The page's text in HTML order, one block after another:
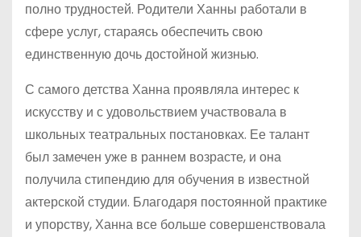
полно трудностей. Родители Ханны работали в
сфере услуг, стараясь обеспечить свою
единственную дочь достойной жизнью.
С самого детства Ханна проявляла интерес к
искусству и с удовольствием участвовала в
школьных театральных постановках. Ее талант
был замечен уже в раннем возрасте, и она
получила стипендию для обучения в известной
актерской студии. Благодаря постоянной практике
и упорству, Ханна все больше совершенствовала